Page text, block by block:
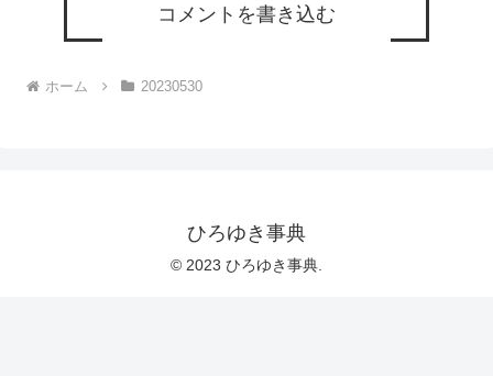
コメントを書き込む
ホーム 20230530
ひろゆき事典
© 2023 ひろゆき事典.